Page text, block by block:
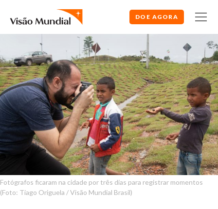
DOE AGORA
Fotógrafos ficaram na cidade por três dias para registrar momentos
(Foto: Tiago Origuela / Visão Mundial Brasil)